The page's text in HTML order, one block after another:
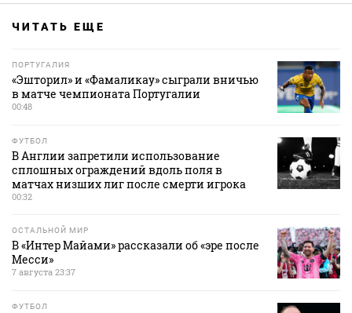
ЧИТАТЬ ЕЩЕ
ПОРТУГАЛИЯ
«Эшторил» и «Фамаликау» сыграли вничью
в матче чемпионата Португалии
00:48
ФУТБОЛ
В Англии запретили использование
сплошных ограждений вдоль поля в
матчах низших лиг после смерти игрока
00:32
ОСТАЛЬНОЙ МИР
В «Интер Майами» рассказали об «эре после
Месси»
7 августа 23:37
ФУТБОЛ